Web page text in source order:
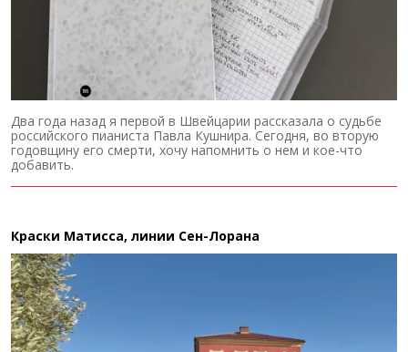
Два года назад я первой в Швейцарии рассказала о судьбе
российского пианиста Павла Кушнира. Сегодня, во вторую
годовщину его смерти, хочу напомнить о нем и кое-что
добавить.
Краски Матисса, линии Сен-Лорана